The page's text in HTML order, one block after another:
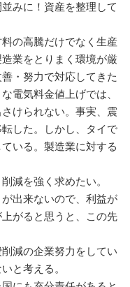
みに！資産を整理して
の高騰だけでなく生産
業をとりまく環境が厳
・努力で対応してきた
電気料金値上げでは、
けられない。事実、震
した。しかし、タイで
いる。製造業に対する
減を強く求めたい。
出来ないので、利益が
がると思うと、この先
減の企業努力をしてい
と考える。